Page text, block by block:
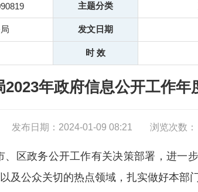
主题分类
发文日期
时 效
年政府信息公开工作年
发布日期：2024-01-09 08:21 浏览次数：
区政务公开工作有关决策部署，进一
及公众关切的热点领域，扎实做好本部